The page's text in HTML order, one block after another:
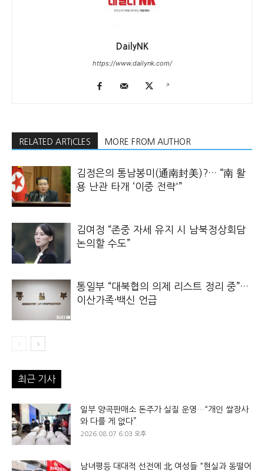
DailyNK
https://www.dailynk.com/
RELATED ARTICLES MORE FROM AUTHOR
김정은의 통남봉미(通南封美)?… “南 활
용 난관 타개 ‘이중 전략'”
김여정 “존중 자세 유지 시 남북정상회담
논의할 수도”
통일부 “대북협의 의제 리스트 정리 중”…
이산가족·백신 언급
최근 기사
일부 양곡판매소 돈주가 실질 운영…“개인 쌀장사
와 다를 게 없다”
2026.08.07 6:03 오후
남녀평등 대대적 선전에 北 여성들 “현실과 동떨어